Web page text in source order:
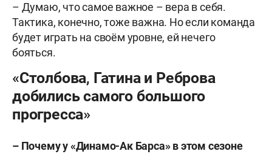
– Думаю, что самое важное – вера в себя.
Тактика, конечно, тоже важна. Но если команда
будет играть на своём уровне, ей нечего
бояться.
«Столбова, Гатина и Реброва
добились самого большого
прогресса»
– Почему у «Динамо-Ак Барса» в этом сезоне